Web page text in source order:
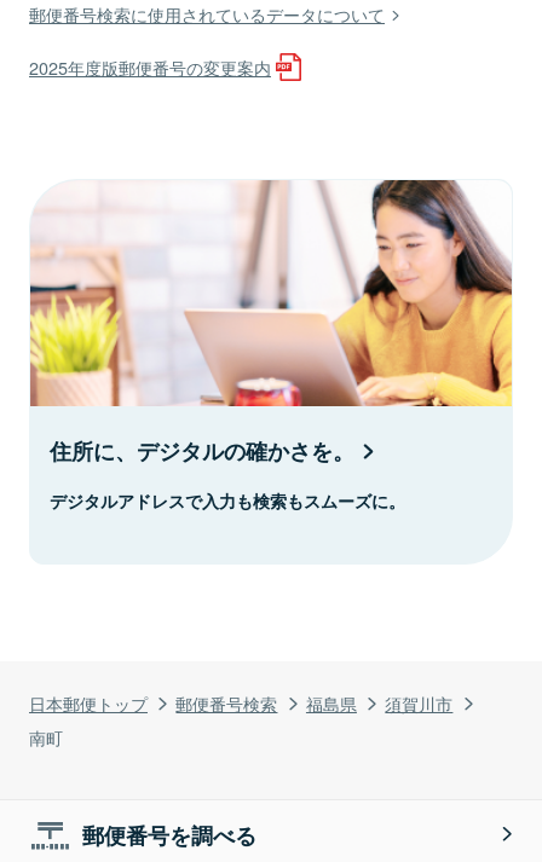
日本郵便トップ 郵便番号検索 福島県
須賀川市
南町
郵便番号検索に使用されているデータについて
2025年度版郵便番号の変更案内
住所に、デジタルの確かさを。
デジタルアドレスで入力も検索もスムーズに。
郵便番号を調べる